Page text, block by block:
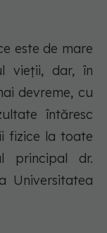
este de mare
vieții, dar, în
devreme, cu
întăresc
fizice la toate
principal dr.
Universitatea